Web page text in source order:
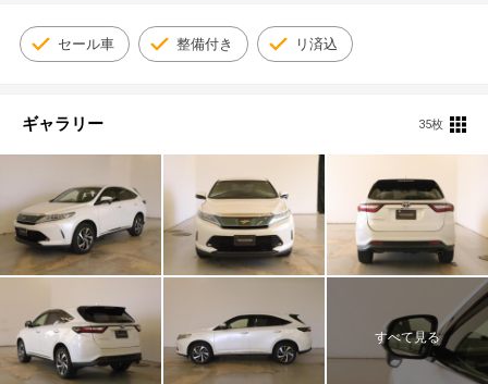
セール車 整備付き リ済込
ギャラリー 35枚